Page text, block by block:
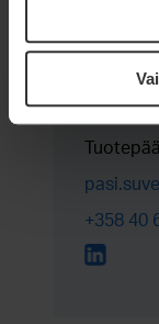
Pasi
+358 40